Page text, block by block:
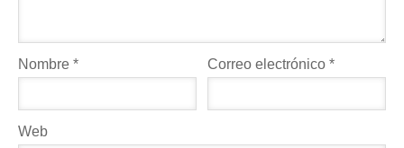
Nombre * Correo electrónico*
Web